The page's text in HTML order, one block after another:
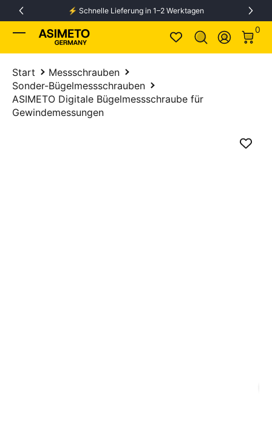
Zum Inhalt springen⚡️ Schnelle Lieferung in 1–2 Werktagen
Anmelden
0
0
Start
Messschrauben
Sonder-Bügelmessschrauben
ASIMETO Digitale Bügelmessschraube für
Gewindemessungen